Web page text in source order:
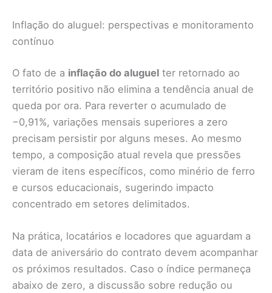
Inflação do aluguel: perspectivas e monitoramento
contínuo
O fato de a inflação do aluguel ter retornado ao
território positivo não elimina a tendência anual de
queda por ora. Para reverter o acumulado de
−0,91%, variações mensais superiores a zero
precisam persistir por alguns meses. Ao mesmo
tempo, a composição atual revela que pressões
vieram de itens específicos, como minério de ferro
e cursos educacionais, sugerindo impacto
concentrado em setores delimitados.
Na prática, locatários e locadores que aguardam a
data de aniversário do contrato devem acompanhar
os próximos resultados. Caso o índice permaneça
abaixo de zero, a discussão sobre redução ou